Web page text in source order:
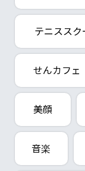
テニススク
せんカフェ
美顔
音楽